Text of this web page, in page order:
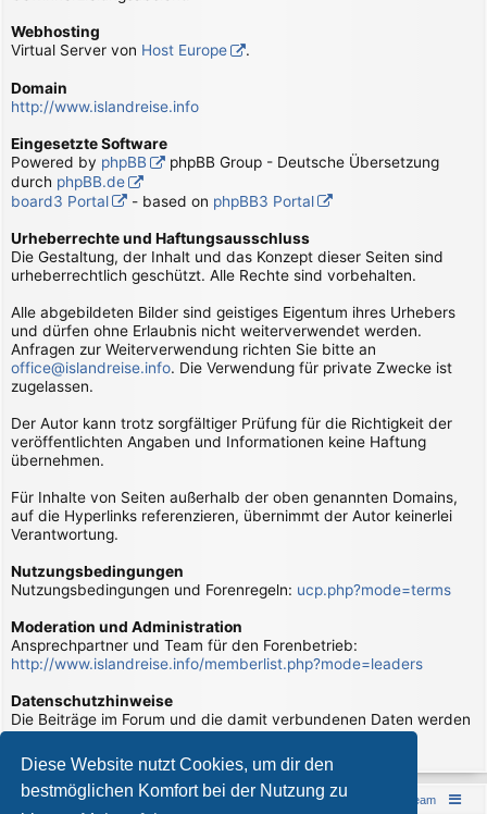
Diese Website nutzt Cookies, um dir den
bestmöglichen Komfort bei der Nutzung zu
Webhosting
Virtual Server von Host Europe .
Domain
http://www.islandreise.info
Eingesetzte Software
Powered by phpBB
phpBB Group - Deutsche Übersetzung
durch phpBB.de
board3 Portal
- based on phpBB3 Portal
Urheberrechte und Haftungsausschluss
Die Gestaltung, der Inhalt und das Konzept dieser Seiten sind
urheberrechtlich geschützt. Alle Rechte sind vorbehalten.
Alle abgebildeten Bilder sind geistiges Eigentum ihres Urhebers
und dürfen ohne Erlaubnis nicht weiterverwendet werden.
Anfragen zur Weiterverwendung richten Sie bitte an
office@islandreise.info. Die Verwendung für private Zwecke ist
zugelassen.
Der Autor kann trotz sorgfältiger Prüfung für die Richtigkeit der
veröffentlichten Angaben und Informationen keine Haftung
übernehmen.
Für Inhalte von Seiten außerhalb der oben genannten Domains,
auf die Hyperlinks referenzieren, übernimmt der Autor keinerlei
Verantwortung.
Nutzungsbedingungen
Nutzungsbedingungen und Forenregeln: ucp.php?mode=terms
Moderation und Administration
Ansprechpartner und Team für den Forenbetrieb:
http://www.islandreise.info/memberlist.php?mode=leaders
Datenschutzhinweise
Die Beiträge im Forum und die damit verbundenen Daten werden
page/datenschutzhinweise
Islandreise Portal Foren-Übersicht Das Team